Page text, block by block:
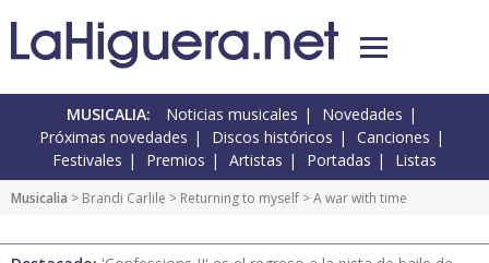
MUSICALIA: Noticias musicales
Novedades
Próximas novedades
Discos históricos
Canciones
Festivales
Premios Artistas Portadas Listas
Musicalia > Brandi Carlile > Returning to myself > A war with time